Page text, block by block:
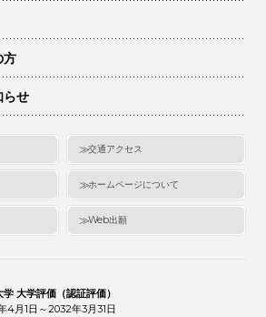
方
らせ
交通アクセス
ホームページについて
Web出願
学 大学評価（認証評価）
4月1日～2032年3月31日